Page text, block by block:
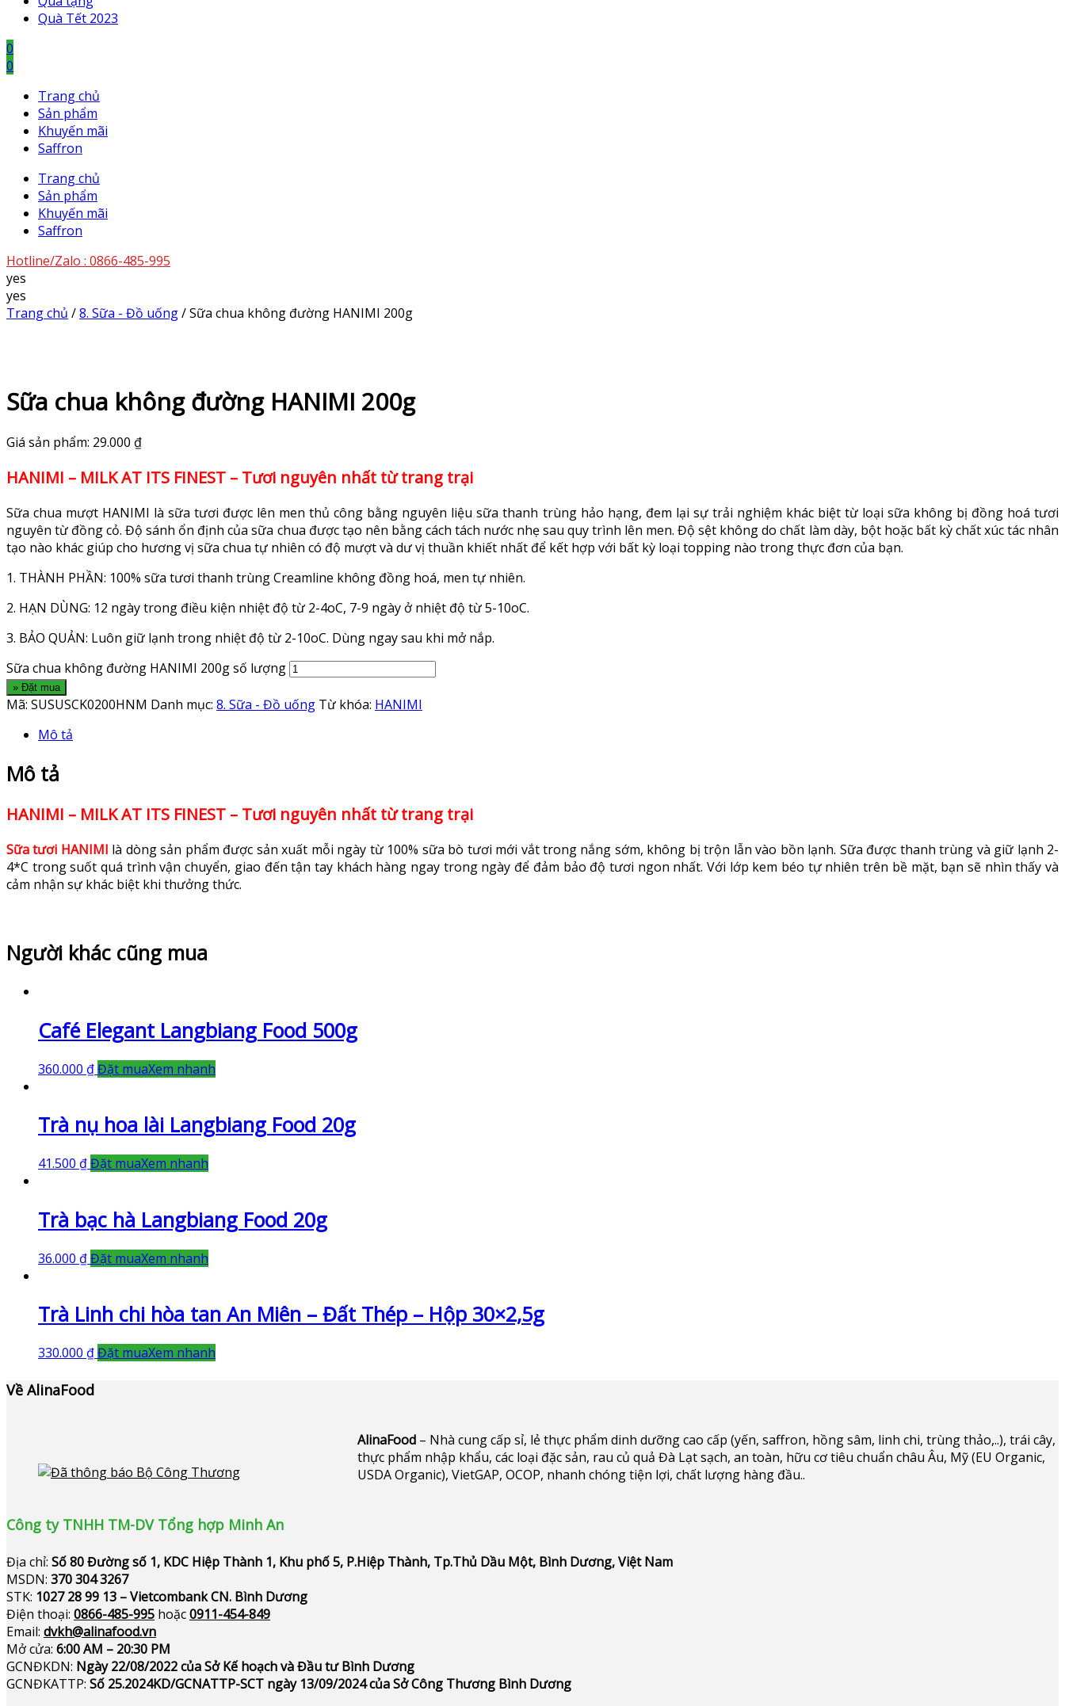
Quà Tết 2023
0
0
Trang chủ
Sản phẩm
Khuyến mãi
Saffron
Trang chủ
Sản phẩm
Khuyến mãi
Saffron
Hotline/Zalo : 0866-485-995
yes
yes
Trang chủ /8. Sữa - Đồ uống/ Sữa chua không đường HANIMI 200g
Sữa chua không đường HANIMI 200g
Giá sản phẩm: 29.000 ₫
HANIMI – MILK AT ITS FINEST – Tươi nguyên nhất từ trang trại
Sữa chua mượt HANIMI là sữa tươi được lên men thủ công bằng nguyên liệu sữa thanh trùng hảo hạng, đem lại sự trải nghiệm khác biệt từ loại sữa không bị đồng hoá tươi
nguyên từ đồng cỏ. Độ sánh ổn định của sữa chua được tạo nên bằng cách tách nước nhẹ sau quy trình lên men. Độ sệt không do chất làm dày, bột hoặc bất kỳ chất xúc tác nhân
tạo nào khác giúp cho hương vị sữa chua tự nhiên có độ mượt và dư vị thuần khiết nhất để kết hợp với bất kỳ loại topping nào trong thực đơn của bạn.
1. THÀNH PHẦN: 100% sữa tươi thanh trùng Creamline không đồng hoá, men tự nhiên.
2. HẠN DÙNG: 12 ngày trong điều kiện nhiệt độ từ 2-4oC, 7-9 ngày ở nhiệt độ từ 5-10oC.
3. BẢO QUẢN: Luôn giữ lạnh trong nhiệt độ từ 2-10oC. Dùng ngay sau khi mở nắp.
Sữa chua không đường HANIMI 200g số lượng
» Đặt mua
Mã: SUSUSCK0200HNM Danh mục: 8. Sữa - Đồ uống Từ khóa: HANIMI
Mô tả
Mô tả
HANIMI – MILK AT ITS FINEST – Tươi nguyên nhất từ trang trại
Sữa tươi HANIMI là dòng sản phẩm được sản xuất mỗi ngày từ 100% sữa bò tươi mới vắt trong nắng sớm, không bị trộn lẫn vào bồn lạnh. Sữa được thanh trùng và giữ lạnh 2-
4*C trong suốt quá trình vận chuyển, giao đến tận tay khách hàng ngay trong ngày để đảm bảo độ tươi ngon nhất. Với lớp kem béo tự nhiên trên bề mặt, bạn sẽ nhìn thấy và
cảm nhận sự khác biệt khi thưởng thức.
Người khác cũng mua
Café Elegant Langbiang Food 500g
360.000 ₫Đặt muaXem nhanh
Trà nụ hoa lài Langbiang Food 20g
41.500 ₫Đặt muaXem nhanh
Trà bạc hà Langbiang Food 20g
36.000 ₫Đặt muaXem nhanh
Trà Linh chi hòa tan An Miên – Đất Thép – Hộp 30×2,5g
330.000 ₫Đặt muaXem nhanh
Về AlinaFood
AlinaFood– Nhà cung cấp sỉ, lẻ thực phẩm dinh dưỡng cao cấp (yến, saffron, hồng sâm, linh chi, trùng thảo,..), trái cây,
thực phẩm nhập khẩu, các loại đặc sản, rau củ quả Đà Lạt sạch, an toàn, hữu cơ tiêu chuẩn châu Âu, Mỹ (EU Organic,
USDA Organic), VietGAP, OCOP, nhanh chóng tiện lợi, chất lượng hàng đầu..
Công ty TNHH TM-DV Tổng hợp Minh An
Địa chỉ: Số 80 Đường số 1, KDC Hiệp Thành 1, Khu phố 5, P.Hiệp Thành, Tp.Thủ Dầu Một, Bình Dương, Việt Nam
MSDN: 370 304 3267
STK: 1027 28 99 13 – Vietcombank CN. Bình Dương
Điện thoại: 0866-485-995 hoặc0911-454-849
Email: dvkh@alinafood.vn
Mở cửa: 6:00 AM – 20:30 PM
GCNĐKDN: Ngày 22/08/2022 của Sở Kế hoạch và Đầu tư Bình Dương
GCNĐKATTP: Số 25.2024KD/GCNATTP-SCT ngày 13/09/2024 của Sở Công Thương Bình Dương